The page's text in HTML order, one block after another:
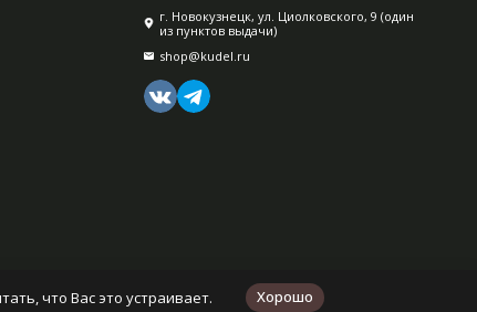
г. Новокузнецк, ул. Циолковского, 9 (один
из пунктов выдачи)
shop@kudel.ru
что Вас это устраивает. Хорошо